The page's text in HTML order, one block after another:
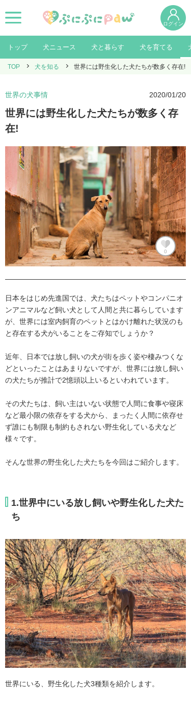
ログイン
トップ 犬ニュース 犬と暮らす 犬を育てる
TOP 犬を知る 世界には野生化した犬たちが数多く存在!
世界の犬事情 2020/01/20
世界には野生化した犬たちが数多く存
在!
0
日本をはじめ先進国では、犬たちはペットやコンパニオ
ンアニマルなど飼い犬として人間と共に暮らしています
が、世界には室内飼育のペットとはかけ離れた状況のも
と存在する犬がいることをご存知でしょうか？
近年、日本では放し飼いの犬が街を歩く姿や棲みつくな
どといったことはあまりないですが、世界には放し飼い
の犬たちが推計で2憶頭以上いるといわれています。
その犬たちは、飼い主はいない状態で人間に食事や寝床
など最小限の依存をする犬から、まったく人間に依存せ
ず誰にも制限も制約もされない野生化している犬など
様々です。
そんな世界の野生化した犬たちを今回はご紹介します。
1.世界中にいる放し飼いや野生化した犬た
ち
世界にいる、野生化した犬3種類を紹介します。